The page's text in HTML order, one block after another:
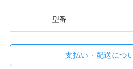
型番
支払い・配送につ